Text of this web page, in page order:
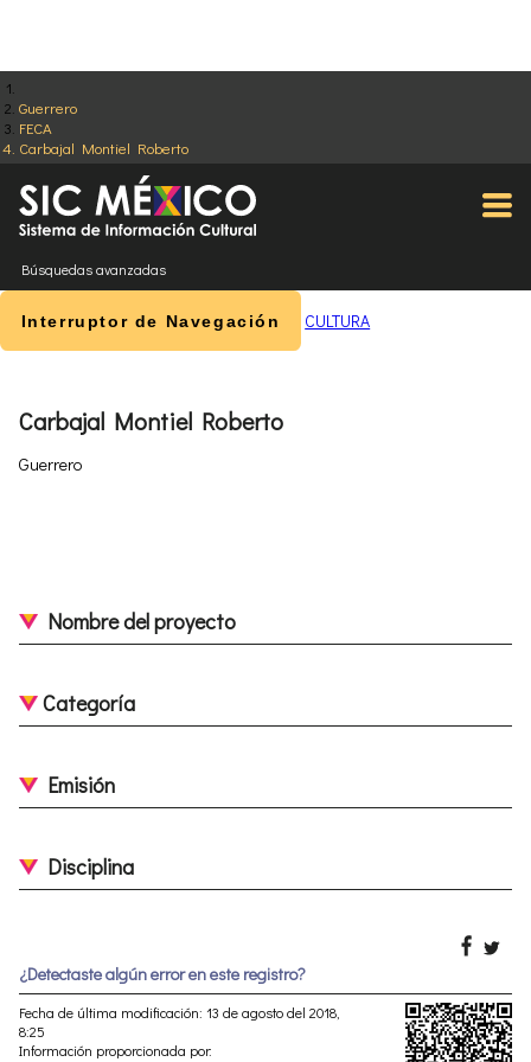
Guerrero
FECA
Carbajal Montiel Roberto
Búsquedas avanzadas
Interruptor de Navegación CULTURA
Carbajal Montiel Roberto
Guerrero
Nombre del proyecto
Categoría
Emisión
Disciplina
¿Detectaste algún error en este registro?
Fecha de última modificación: 13 de agosto del 2018,
8:25
Información proporcionada por: